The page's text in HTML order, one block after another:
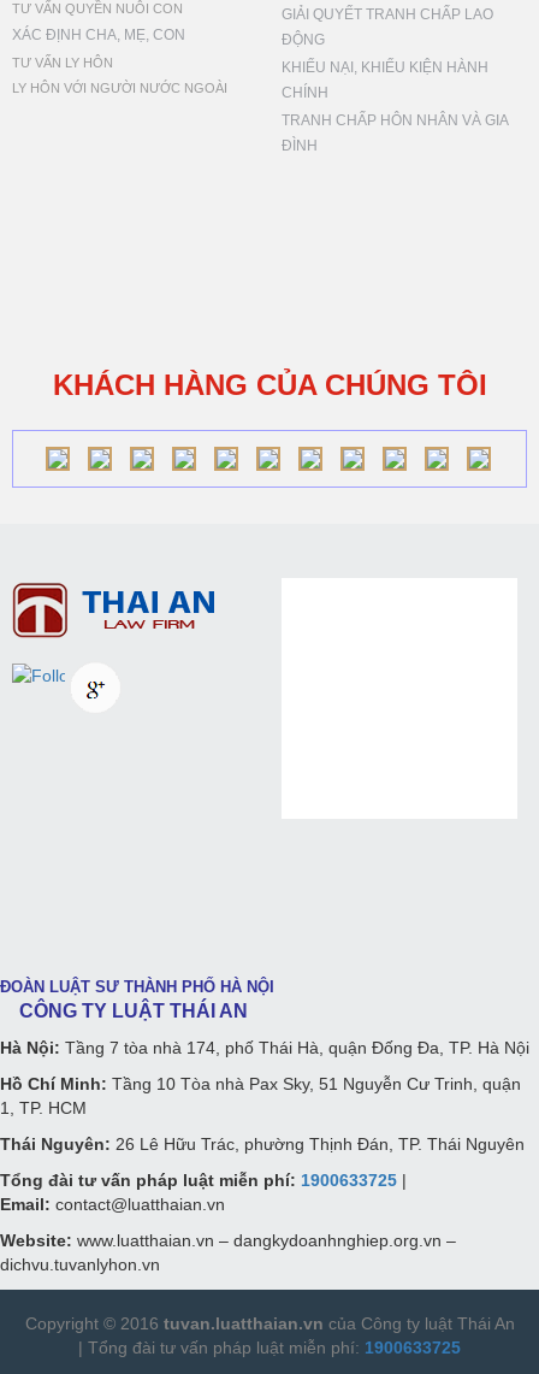
TƯ VẤN QUYỀN NUÔI CON
XÁC ĐỊNH CHA, MẸ, CON
TƯ VẤN LY HÔN
LY HÔN VỚI NGƯỜI NƯỚC NGOÀI
GIẢI QUYẾT TRANH CHẤP LAO
ĐỘNG
KHIẾU NẠI, KHIẾU KIỆN HÀNH
CHÍNH
TRANH CHẤP HÔN NHÂN VÀ GIA
ĐÌNH
KHÁCH HÀNG CỦA CHÚNG TÔI
ĐOÀN LUẬT SƯ THÀNH PHỐ HÀ NỘI
CÔNG TY LUẬT THÁI AN
Hà Nội: Tầng 7 tòa nhà 174, phố Thái Hà, quận Đống Đa, TP. Hà Nội
Hồ Chí Minh: Tầng 10 Tòa nhà Pax Sky, 51 Nguyễn Cư Trinh, quận
1, TP. HCM
Thái Nguyên: 26 Lê Hữu Trác, phường Thịnh Đán, TP. Thái Nguyên
Tổng đài tư vấn pháp luật miễn phí: 1900633725 |
Email: contact@luatthaian.vn
Website: www.luatthaian.vn – dangkydoanhnghiep.org.vn –
dichvu.tuvanlyhon.vn
Copyright © 2016 tuvan.luatthaian.vn của Công ty luật Thái An
| Tổng đài tư vấn pháp luật miễn phí: 1900633725